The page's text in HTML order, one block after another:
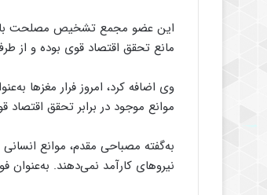
این عضو مجمع تشخیص مصلحت با
مانع تحقق اقتصاد قوی بوده و از
وی اضافه کرد، امروز فرار مغزها
موانع موجود در برابر تحقق اقتصاد
به‌گفته مصباحی مقدم، موانع
نیروهای کارآمد نمی‌دهند. به‌عنوان